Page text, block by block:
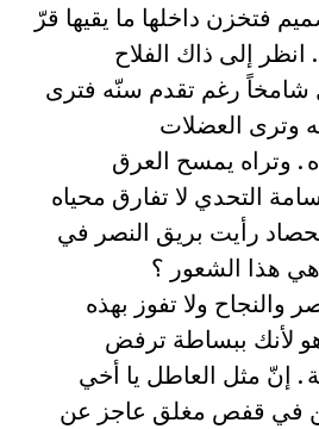
فتخزن داخلها ما يقيها قرّ
انظر إلى ذاك الفلاح
شامخاً رغم تقدم سنّه فترى
وترى العضلات
. وتراه يمسح العرق
التحدي لا تفارق محياه
رأيت بريق النصر في
هذا الشعور ؟
والنجاح ولا تفوز بهذه
لأنك ببساطة ترفض
. إنّ مثل العاطل يا أخي
في قفص مغلق عاجز عن